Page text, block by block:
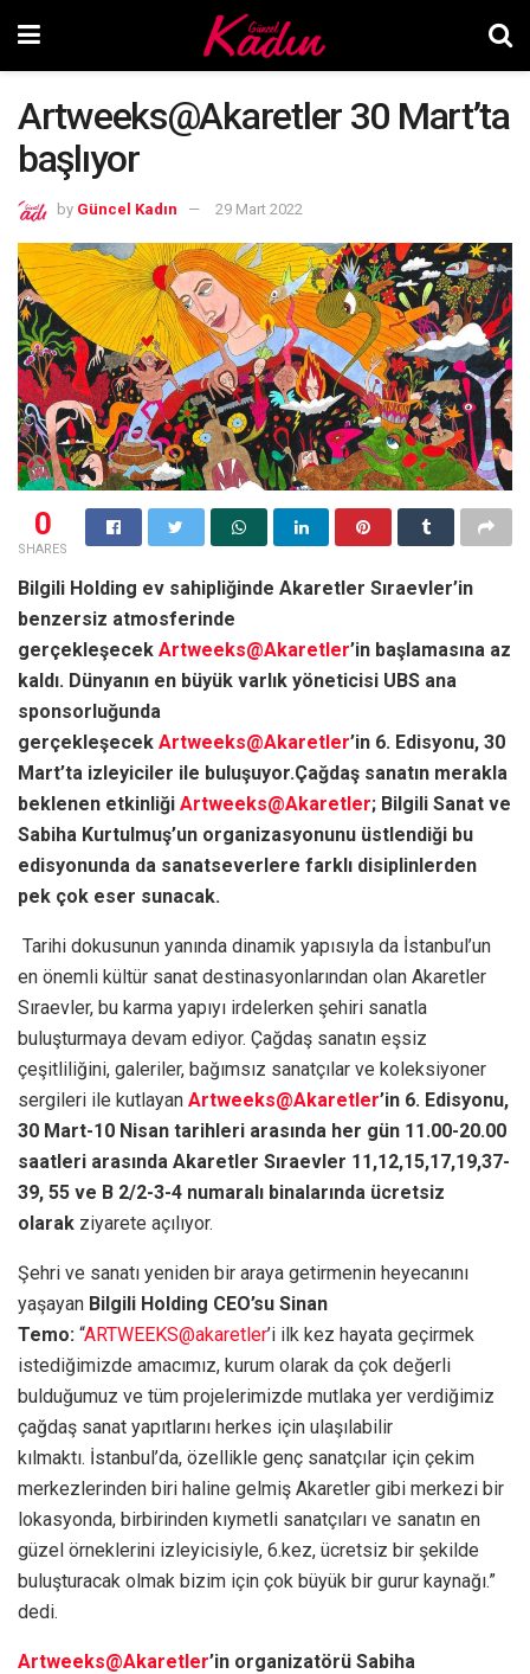
Artweeks@Akaretler 30 Mart’ta
başlıyor
by Güncel Kadın 29 Mart 2022
0
SHARES
Bilgili Holding ev sahipliğinde Akaretler Sıraevler’in
benzersiz atmosferinde
gerçekleşecek Artweeks@Akaretler’in başlamasına az
kaldı. Dünyanın en büyük varlık yöneticisi UBS ana
sponsorluğunda
gerçekleşecek Artweeks@Akaretler’in 6. Edisyonu, 30
Mart’ta izleyiciler ile buluşuyor.Çağdaş sanatın merakla
beklenen etkinliği Artweeks@Akaretler; Bilgili Sanat ve
Sabiha Kurtulmuş’un organizasyonunu üstlendiği bu
edisyonunda da sanatseverlere farklı disiplinlerden
pek çok eser sunacak.
Tarihi dokusunun yanında dinamik yapısıyla da İstanbul’un
en önemli kültür sanat destinasyonlarından olan Akaretler
Sıraevler, bu karma yapıyı irdelerken şehiri sanatla
buluşturmaya devam ediyor. Çağdaş sanatın eşsiz
çeşitliliğini, galeriler, bağımsız sanatçılar ve koleksiyoner
sergileri ile kutlayan Artweeks@Akaretler’in 6. Edisyonu,
30 Mart-10 Nisan tarihleri arasında her gün 11.00-20.00
saatleri arasında Akaretler Sıraevler 11,12,15,17,19,37-
39, 55 ve B 2/2-3-4 numaralı binalarında ücretsiz
olarak ziyarete açılıyor.
Şehri ve sanatı yeniden bir araya getirmenin heyecanını
yaşayan Bilgili Holding CEO’su Sinan
Temo: “ARTWEEKS@akaretler’i ilk kez hayata geçirmek
istediğimizde amacımız, kurum olarak da çok değerli
bulduğumuz ve tüm projelerimizde mutlaka yer verdiğimiz
çağdaş sanat yapıtlarını herkes için ulaşılabilir
kılmaktı. İstanbul’da, özellikle genç sanatçılar için çekim
merkezlerinden biri haline gelmiş Akaretler gibi merkezi bir
lokasyonda, birbirinden kıymetli sanatçıları ve sanatın en
güzel örneklerini izleyicisiyle, 6.kez, ücretsiz bir şekilde
buluşturacak olmak bizim için çok büyük bir gurur kaynağı.”
dedi.
Artweeks@Akaretler’in organizatörü Sabiha